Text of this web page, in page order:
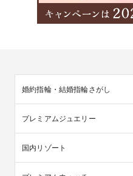
婚約指輪・結婚指輪さがし
プレミアムジュエリー
国内リゾート